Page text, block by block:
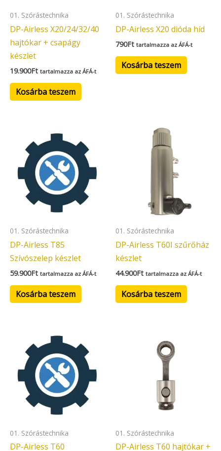
01. Szórástechnika
DP-Airless X20/24/32/40
hajtókar + csapágy
készlet
19.900Ft tartalmazza az ÁFÁ-t
Kosárba teszem
01. Szórástechnika
DP-Airless X20 dióda híd
790Ft tartalmazza az ÁFÁ-t
Kosárba teszem
01. Szórástechnika
DP-Airless T85
Szívószelep készlet
59.900Ft tartalmazza az ÁFÁ-t
Kosárba teszem
01. Szórástechnika
DP-Airless T60I szűrőház
készlet
44.900Ft tartalmazza az ÁFÁ-t
Kosárba teszem
01. Szórástechnika
DP-Airless T60
01. Szórástechnika
DP-Airless T60 hajtókar +